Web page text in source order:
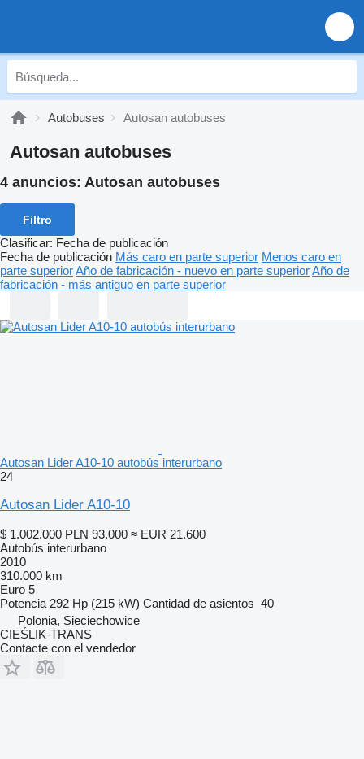
Autobuses Autosan autobuses
Autosan autobuses
4 anuncios: Autosan autobuses
Filtro
Clasificar: Fecha de publicación
Fecha de publicación Más caro en parte superior Menos caro en
parte superiorAño de fabricación - nuevo en parte superiorAño de
fabricación - más antiguo en parte superior
Autosan Lider A10-10 autobús interurbano
24
Autosan Lider A10-10
$ 1.002.000 PLN 93.000 ≈ EUR 21.600
Autobús interurbano
2010
310.000 km
Euro 5
Potencia 292 Hp (215 kW) Cantidad de asientos 40
Polonia, Sieciechowice
CIEŚLIK-TRANS
Contacte con el vendedor